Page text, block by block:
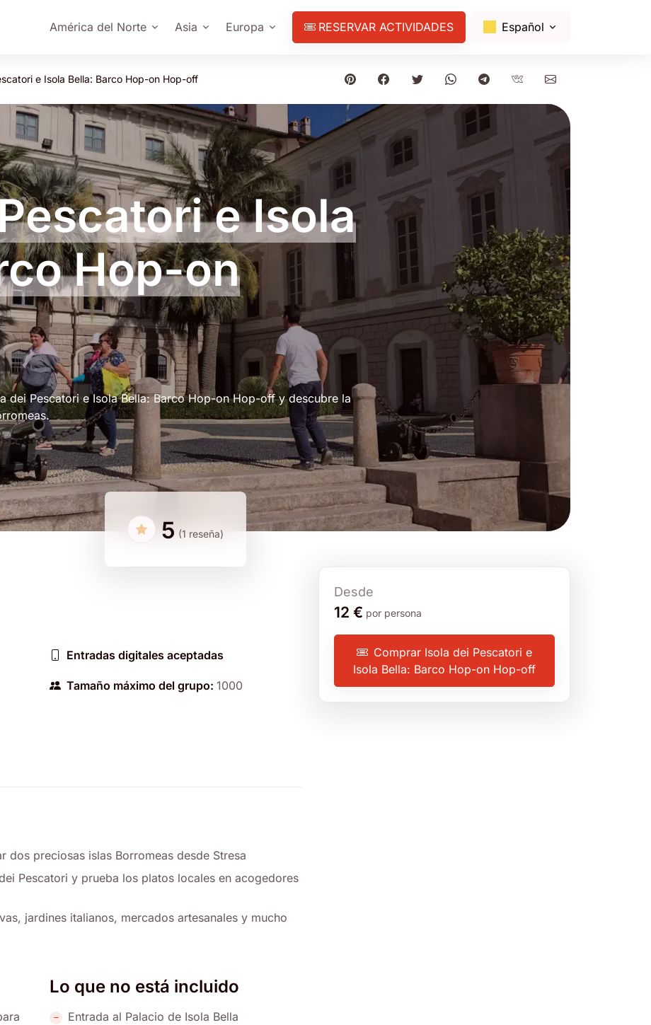
América del Norte Asia Europa RESERVAR ACTIVIDADES Español
e Isola Bella: Barco Hop-on Hop-off
e Isola
Hop-on
dei Pescatori e Isola Bella: Barco Hop-on Hop-off y descubre la
5 (1 reseña)
Entradas digitales aceptadas
Tamaño máximo del grupo: 1000
dos preciosas islas Borromeas desde Stresa
Pescatori y prueba los platos locales en acogedores
jardines italianos, mercados artesanales y mucho
Lo que no está incluido
Entrada al Palacio de Isola Bella
Desde
12 € por persona
Comprar Isola dei Pescatori e
Isola Bella: Barco Hop-on Hop-off